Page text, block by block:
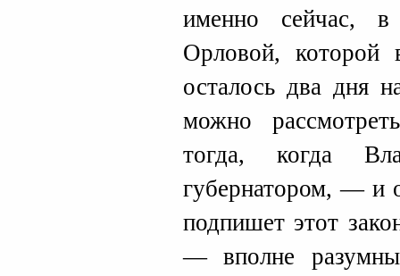
именно сейчас, в
Орловой, которой
осталось два дня
можно
тогда, когда
губернатором, — и
подпишет этот
— вполне